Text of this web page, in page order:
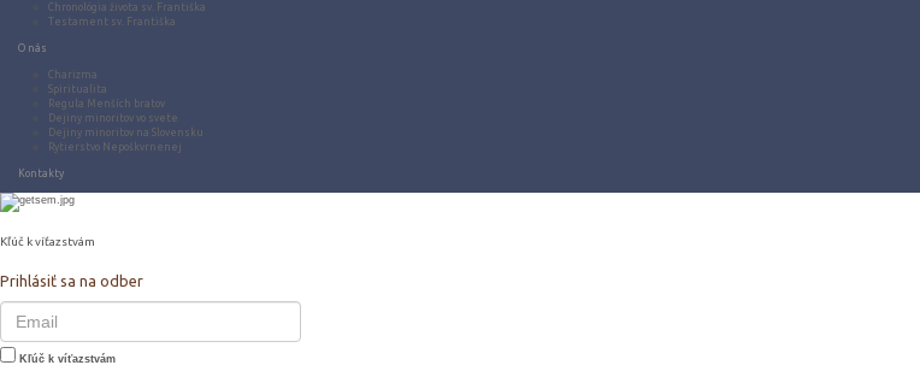
Chronológia života sv. Františka
Testament sv. Františka
O nás
Charizma
Spiritualita
Regula Menších bratov
Dejiny minoritov vo svete
Dejiny minoritov na Slovensku
Rytierstvo Nepoškvrnenej
Kontakty
Kľúč k víťazstvám
Prihlásiť sa na odber
Kľúč k víťazstvám